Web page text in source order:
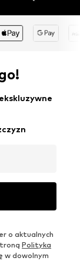
o aktualnych
Polityka
w dowolnym